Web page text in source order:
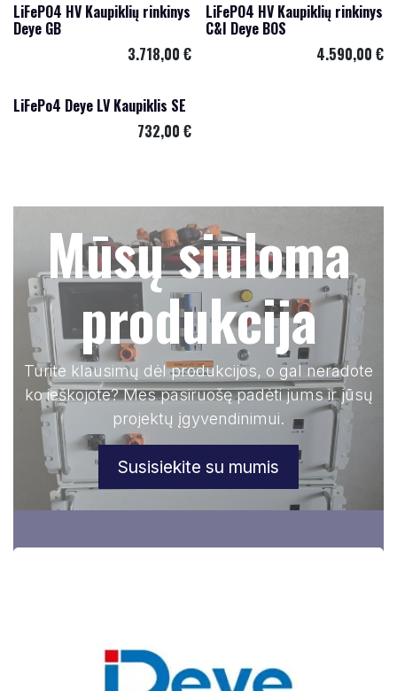
LiFePO4 HV Kaupiklių rinkinys
Deye GB
3.718,00 €
LiFePO4 HV Kaupiklių rinkinys
C&I Deye BOS
4.590,00 €
LiFePo4 Deye LV Kaupiklis SE
732,00 €
Mūsų siūloma
produkcija
Turite klausimų dėl produkcijos, o gal neradote
ko ieškojote? Mes pasiruošę padėti jums ir jūsų
projektų įgyvendinimui.
Susisiekite su mumis